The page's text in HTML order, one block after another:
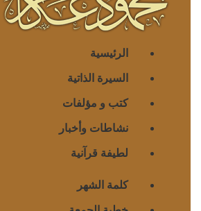
الرئيسية
السيرة الذاتية
كتب و مؤلفات
نشاطات وأخبار
لطيفة قرآنية
كلمة الشهر